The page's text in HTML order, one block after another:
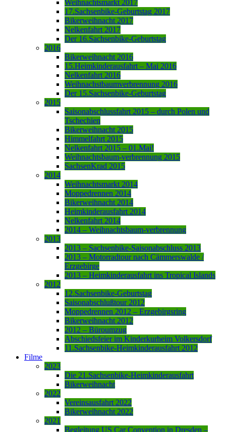
Weihnachtsmarkt 2017
17.Sachsenbike-Geburtstag 2017
Bikerweihnacht 2017
Nelkenfahrt 2017
Der 16.Sachsenbike-Geburtstag
2016
Bikerweihnacht 2016
15.Heimkinderausfahrt – Mai 2016
Nelkenfahrt 2016
Weihnachstbaumverbrennung 2016
Der 15.Sachsenbike-Geburtstag
2015
Saisonabschlussfahrt 2015 – durch Polen und
Tschechien
Bikerweihnacht 2015
Himmelfahrt 2015
Nelkenfahrt 2015 – 01.Mai!
Weihnachtsbaum-verbrennung 2015
SachsenKrad 2015
2014
Weihnachtsmarkt 2014
Moppedrennen 2014
Bikerweihnacht 2014
Heimkinderausfahrt 2014
Nelkenfahrt 2014
2014 – Weihnachtsbaum-verbrennung
2013
2013 – Sachsenbike-Saisonabschluss 2013
2013 – Motorradtour nach Cämmerswalde /
Erzgebirge
2013 – Heimkinderausfahrt ins Tropical Islands
2012
12.Sachsenbike-Geburtstag
Saisonabschlußtour 2012
Moppedrennen 2012 – Erzgebirgsring
Bikerweihnacht 2012
2012 – Büroumzug
Abschiedsfeier im Kinderkurheim Volkersdorf
11.Sachsenbike-Heimkinderausfahrt 2012
Filme
2023
Die 21.Sachsenbike-Heimkinderausfahrt
Bikerweihnacht
2022
Vereinsausfahrt 2022
Bikerweihnacht 2022
2021
Begleitung US Car Convention in Dresden –